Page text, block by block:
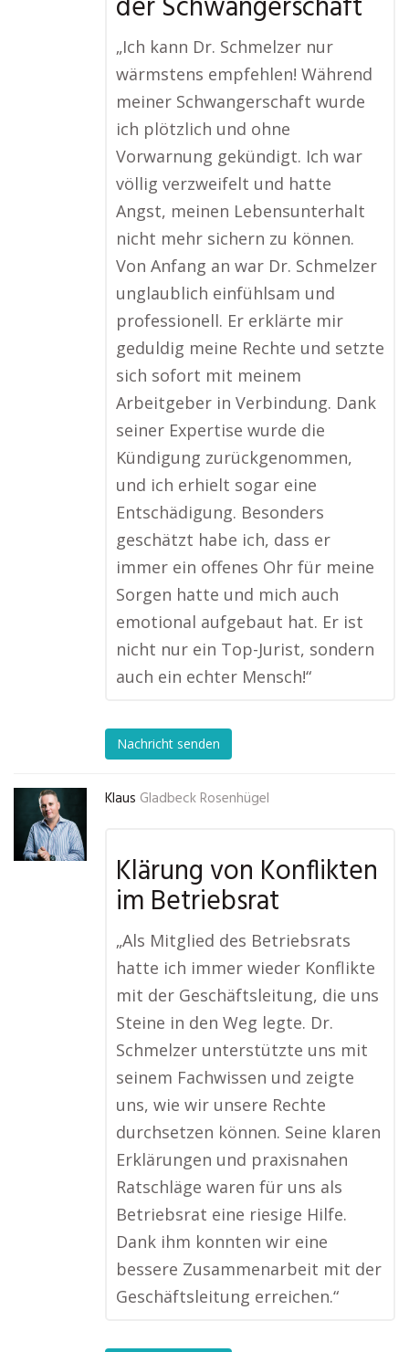
„Ich kann Dr. Schmelzer nur
wärmstens empfehlen! Während
meiner Schwangerschaft wurde
ich plötzlich und ohne
Vorwarnung gekündigt. Ich war
völlig verzweifelt und hatte
Angst, meinen Lebensunterhalt
nicht mehr sichern zu können.
Von Anfang an war Dr. Schmelzer
unglaublich einfühlsam und
professionell. Er erklärte mir
geduldig meine Rechte und setzte
sich sofort mit meinem
Arbeitgeber in Verbindung. Dank
seiner Expertise wurde die
Kündigung zurückgenommen,
und ich erhielt sogar eine
Entschädigung. Besonders
geschätzt habe ich, dass er
immer ein offenes Ohr für meine
Sorgen hatte und mich auch
emotional aufgebaut hat. Er ist
nicht nur ein Top-Jurist, sondern
auch ein echter Mensch!“
Nachricht senden
Klaus Gladbeck Rosenhügel
Klärung von Konflikten
im Betriebsrat
„Als Mitglied des Betriebsrats
hatte ich immer wieder Konflikte
mit der Geschäftsleitung, die uns
Steine in den Weg legte. Dr.
Schmelzer unterstützte uns mit
seinem Fachwissen und zeigte
uns, wie wir unsere Rechte
durchsetzen können. Seine klaren
Erklärungen und praxisnahen
Ratschläge waren für uns als
Betriebsrat eine riesige Hilfe.
Dank ihm konnten wir eine
bessere Zusammenarbeit mit der
Geschäftsleitung erreichen.“